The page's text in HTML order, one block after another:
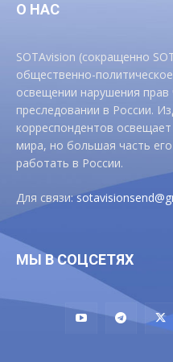
О НАС
SOTAvision (сокращенно
общественно-
освещении нарушения
преследовании в России.
корреспондентов
мира, но большая часть
работать в России.
Для связи:
МЫ В СОЦСЕТЯХ